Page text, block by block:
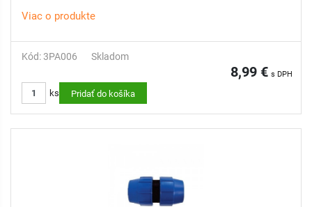
Viac o produkte
Kód: 3PA006 Skladom
8,99 € s DPH
ks Pridať do košíka